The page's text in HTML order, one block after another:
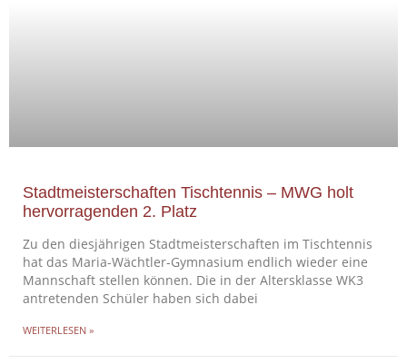
Stadtmeisterschaften Tischtennis – MWG holt
hervorragenden 2. Platz
Zu den diesjährigen Stadtmeisterschaften im Tischtennis
hat das Maria-Wächtler-Gymnasium endlich wieder eine
Mannschaft stellen können. Die in der Altersklasse WK3
antretenden Schüler haben sich dabei
WEITERLESEN »